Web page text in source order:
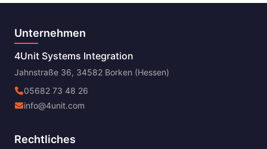
Unternehmen
4Unit Systems Integration
Jahnstraße 36, 34582 Borken (Hessen)
05682 73 48 26
info@4unit.com
Rechtliches